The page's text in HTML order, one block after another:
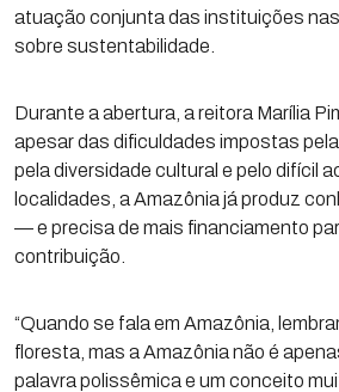
atuação conjunta das instituições
sobre sustentabilidade.
Durante a abertura, a reitora Marília
apesar das dificuldades impostas
pela diversidade cultural e pelo difícil
localidades, a Amazônia já produz
— e precisa de mais financiamento
contribuição.
“Quando se fala em Amazônia,
floresta, mas a Amazônia não é
palavra polissêmica e um conceito